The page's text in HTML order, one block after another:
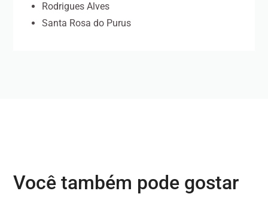
Rodrigues Alves
Santa Rosa do Purus
Você também pode gostar